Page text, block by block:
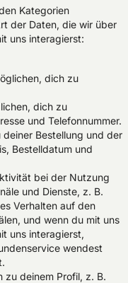
Kategorien
der Daten, die wir über
uns interagierst:
dich zu
dich zu
und Telefonnummer.
deiner Bestellung und der
Bestelldatum und
bei der Nutzung
und Dienste, z. B.
Verhalten auf den
und wenn du mit uns
uns interagierst,
wendest
zu deinem Profil, z. B.